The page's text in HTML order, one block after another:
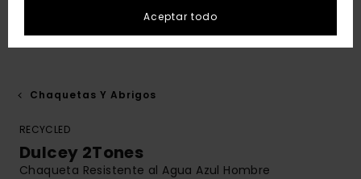
Chaquetas Y Abrigos
RECYCLED
Dulcey 2Tones
Chaqueta Resistente al Agua Azul Hombre
Aceptar todo